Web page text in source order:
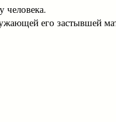
человека.
его застывшей